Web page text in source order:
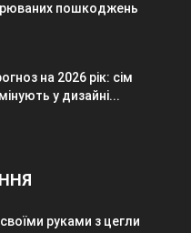
пошкоджень
на 2026 рік: сім
у дизайні...
руками з цегли